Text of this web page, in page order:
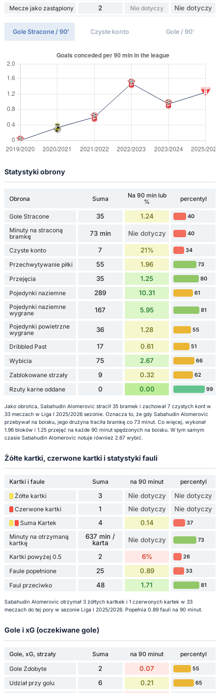
Mecze jako zastąpiony 2 Nie dotyczy Nie dotyczy
Gole Stracone / 90' Czyste konto Gole / 90'
Statystyki obrony
Obrona Suma
Na 90 min lub
%
percentyl
Gole Stracone 35 1.24 40
Minuty na straconą
bramkę
73 min Nie dotyczy 40
Czyste konto 7 21% 34
Przechwytywanie piłki 55 1.96 73
Przejęcia 35 1.25 80
Pojedynki naziemne 289 10.31 61
Pojedynki naziemne
wygrane
167 5.95 81
Pojedynki powietrzne
wygrane
36 1.28 55
Dribbled Past 17 0.61 51
Wybicia 75 2.67 66
Zablokowane strzały 9 0.32 62
Rzuty karne oddane 0 0.00 99
Jako obrońca, Sabahudin Alomeroviс stracił 35 bramek i zachował 7 czystych kont w
33 meczach w Liga I 2025/2026 sezonie. Oznacza to, że gdy Sabahudin Alomeroviс
przebywał na boisku, jego drużyna traciła bramkę co 73 minut. Co więcej, wykonał
1.96 bloków i 1.25 przejęć na każde 90 minut spędzonych na boisku. W tym samym
czasie Sabahudin Alomeroviс notuje również 2.67 wybić.
Żółte kartki, czerwone kartki i statystyki fauli
Kartki i faule Suma na 90 minut
percentyl
Żółte kartki
3 Nie dotyczy Nie dotyczy
Czerwone kartki 1 Nie dotyczy Nie dotyczy
Suma Kartek 4 0.14 37
Minuty na otrzymaną
kartkę
637 min /
karta
Nie dotyczy 73
Kartki powyżej 0.5 2 6% 26
Faule popełnione 25 0.89 33
Faul przeciwko 48 1.71 81
Sabahudin Alomeroviс otrzymał 3 żółtych kartkek i 1 czerwonych kartek w 33
meczach do tej pory w sezonie Liga I 2025/2026. Popełnia 0.89 fauli na 90 minut.
Gole i xG (oczekiwane gole)
Gole, xG, strzały Suma na 90 minut
percentyl
Gole Zdobyte
2 0.07 55
Udział przy golu 6 0.21 65